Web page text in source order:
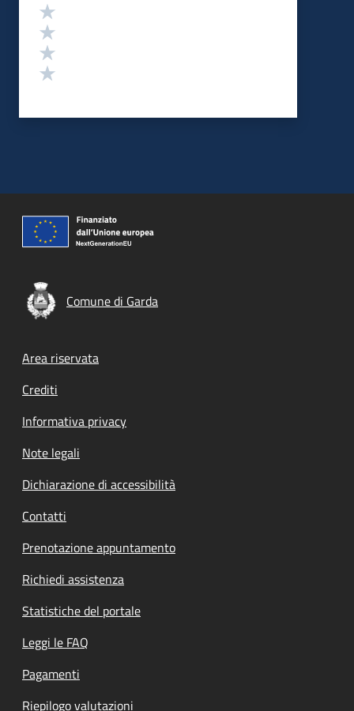
Comune di Garda
Footer menu
Area riservata
Crediti
Informativa privacy
Note legali
Dichiarazione di accessibilità
Contatti
Prenotazione appuntamento
Richiedi assistenza
Statistiche del portale
Leggi le FAQ
Pagamenti
Riepilogo valutazioni